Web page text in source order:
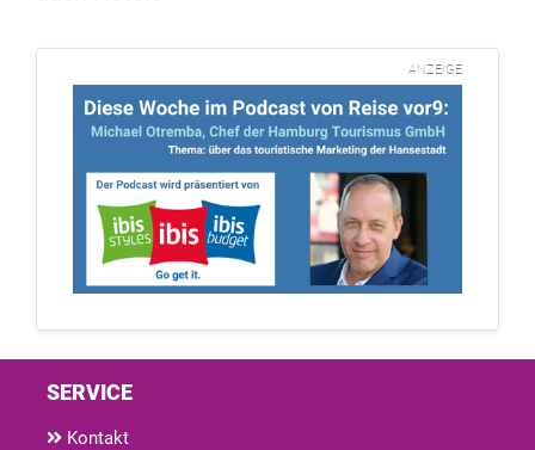
ANZEIGE
SERVICE
Kontakt